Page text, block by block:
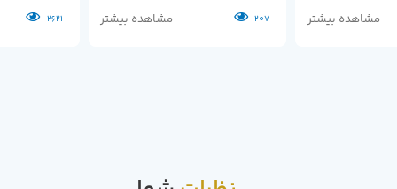
آغاز
مشاهده بیشتر
میشید.
207 مشاهده بیشتر 2621